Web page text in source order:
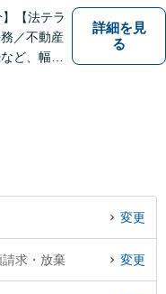
】【法テラ
／不動産
ど、幅広
詳細を見
る
変更
求・放棄 変更